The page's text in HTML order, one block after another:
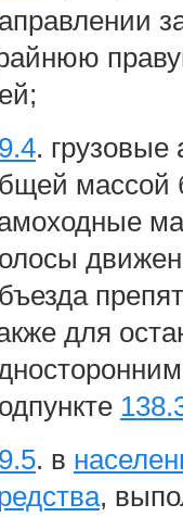
. грузовые
массой
для
. в
,